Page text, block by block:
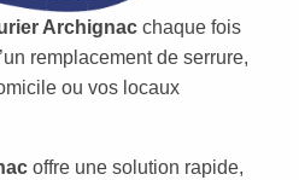
Archignac chaque fois
remplacement de serrure,
ou vos locaux
offre une solution rapide,